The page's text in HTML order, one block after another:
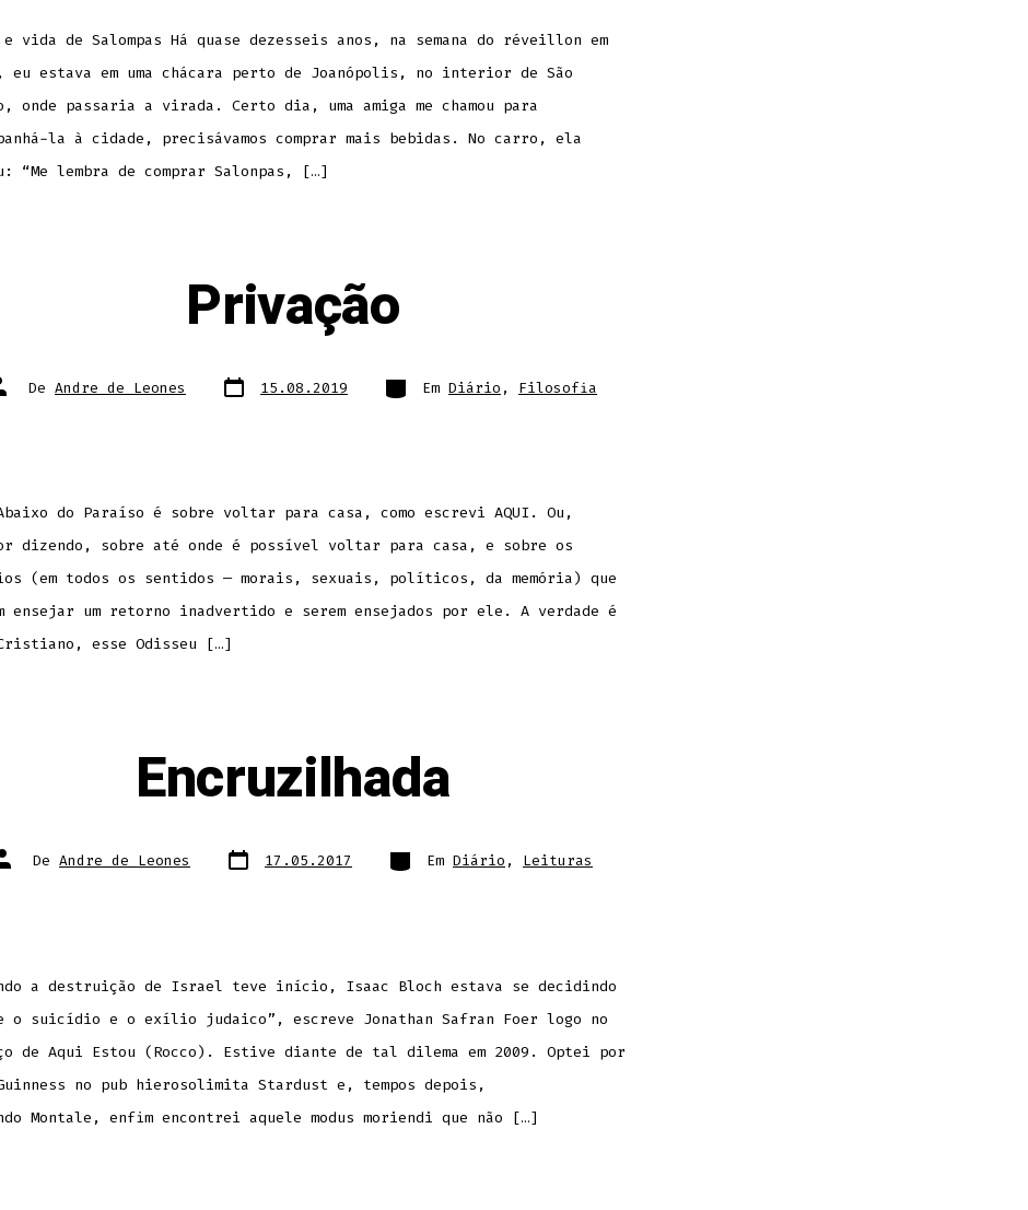
vida de Salompas Há quase dezesseis anos, na semana do réveillon em
eu estava em uma chácara perto de Joanópolis, no interior de São
onde passaria a virada. Certo dia, uma amiga me chamou para
la à cidade, precisávamos comprar mais bebidas. No carro, ela
“Me lembra de comprar Salonpas, […]
Privação
De Andre de Leones Data
do 15.08.2019 Categorias
Em Diário , Filosofia
do Paraíso é sobre voltar para casa, como escrevi AQUI. Ou,
dizendo, sobre até onde é possível voltar para casa, e sobre os
(em todos os sentidos — morais, sexuais, políticos, da memória) que
ensejar um retorno inadvertido e serem ensejados por ele. A verdade é
esse Odisseu […]
Encruzilhada
De Andre de Leones Data
do 17.05.2017 Categorias
Em Diário , Leituras
a destruição de Israel teve início, Isaac Bloch estava se decidindo
o suicídio e o exílio judaico”, escreve Jonathan Safran Foer logo no
de Aqui Estou (Rocco). Estive diante de tal dilema em 2009. Optei por
no pub hierosolimita Stardust e, tempos depois,
Montale, enfim encontrei aquele modus moriendi que não […]